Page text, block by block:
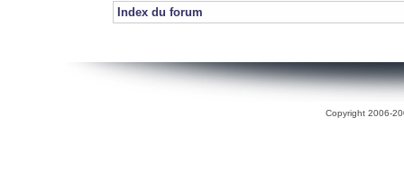
Index du forum
Copyright 2006-